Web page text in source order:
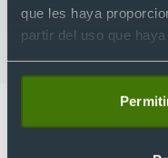
que les haya
partir del uso que